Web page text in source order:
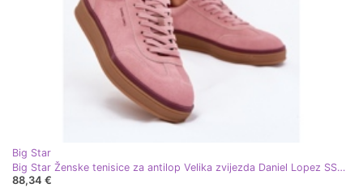
Big Star
Big Star Ženske tenisice za antilop Velika zvijezda Daniel Lopez SS2D4010 Pink ružičasta
88,34 €